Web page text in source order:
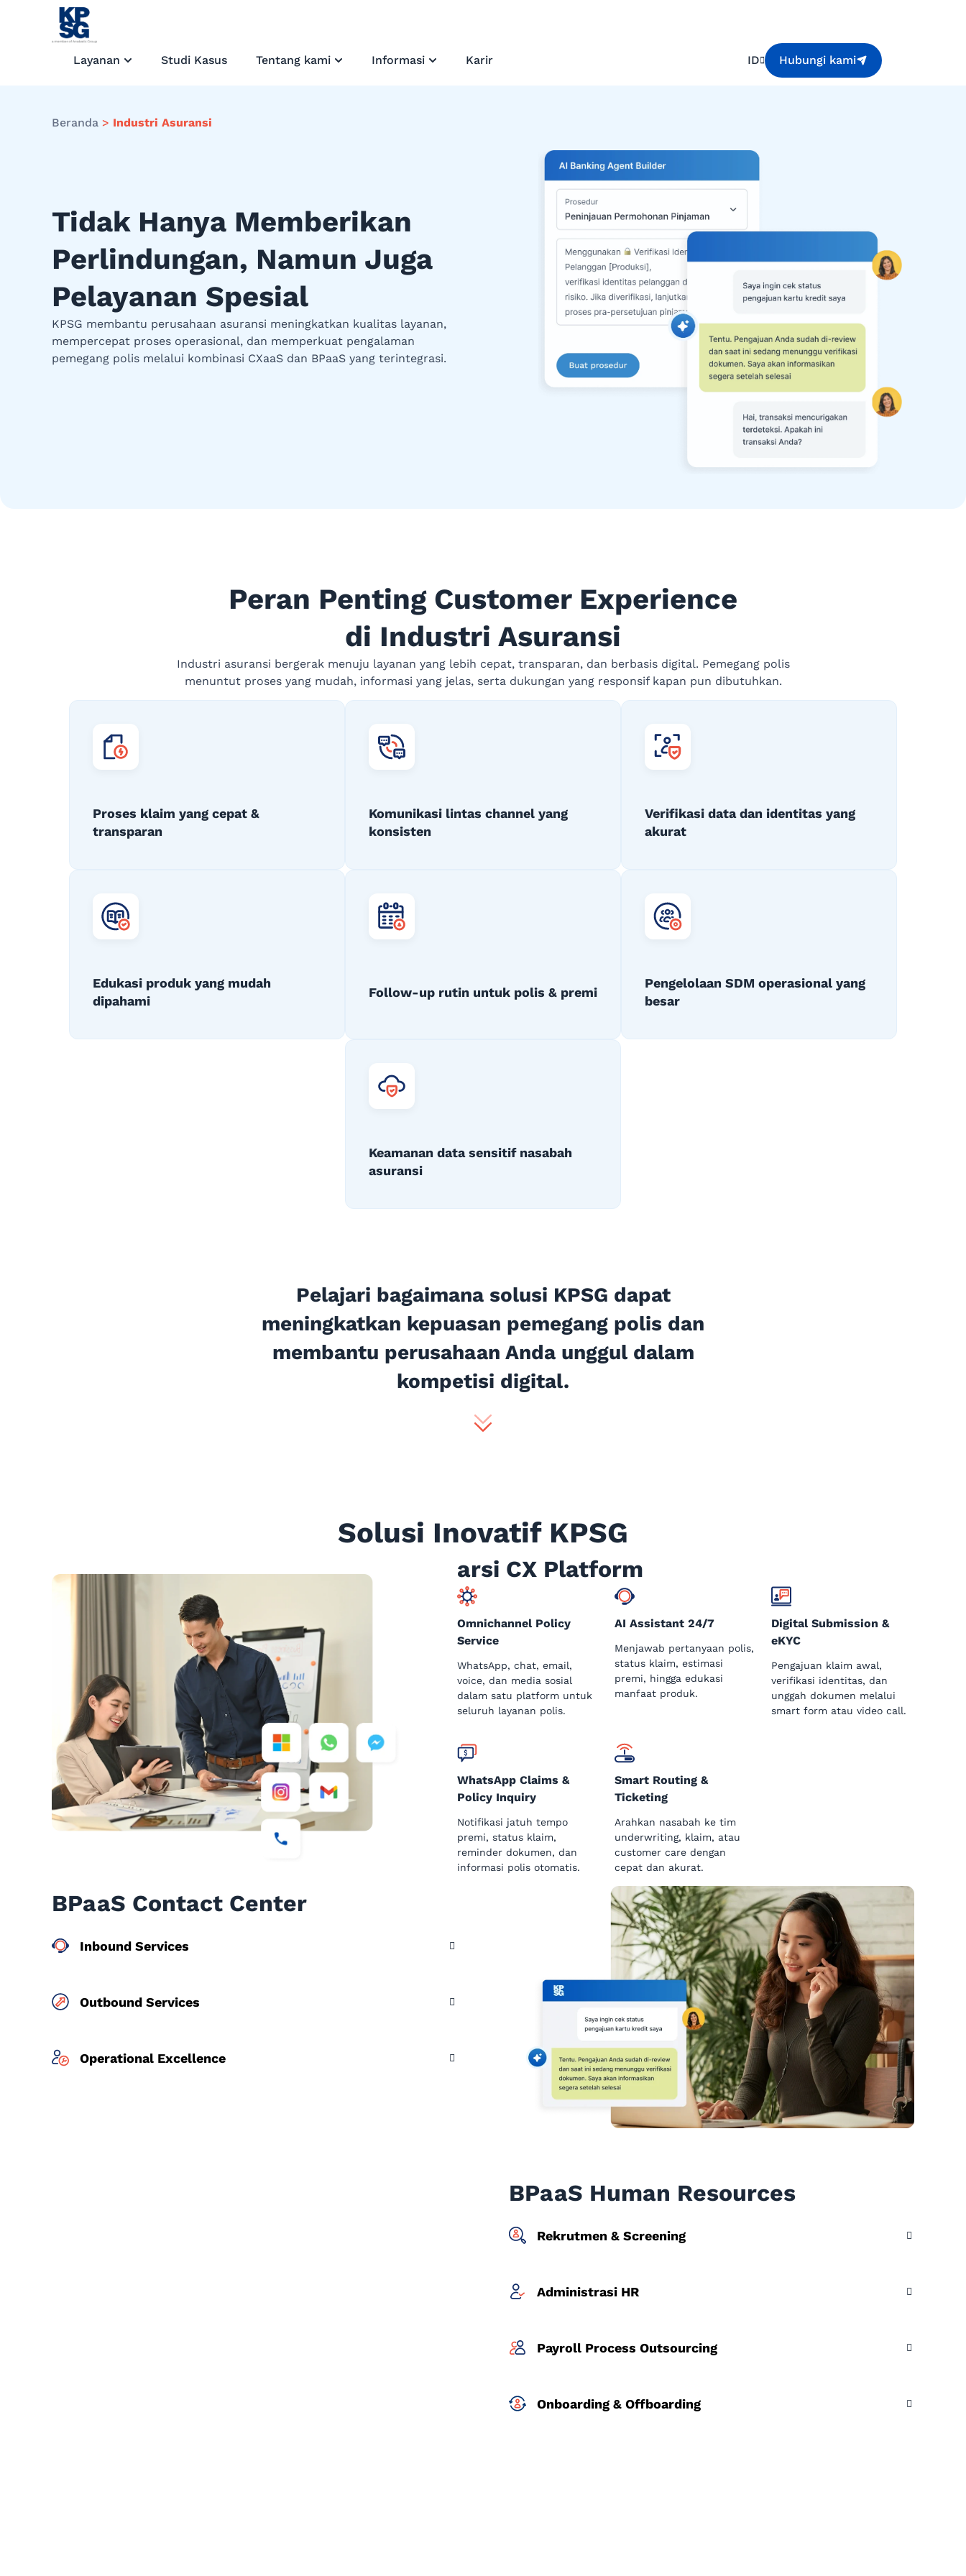
Layanan Studi Kasus Tentang kami Informasi Karir ID Hubungi kami
Beranda > Industri Asuransi
Tidak Hanya Memberikan
Perlindungan, Namun Juga
Pelayanan Spesial
KPSG membantu perusahaan asuransi meningkatkan kualitas layanan,
mempercepat proses operasional, dan memperkuat pengalaman
pemegang polis melalui kombinasi CXaaS dan BPaaS yang terintegrasi.
Peran Penting Customer Experience
di Industri Asuransi
Industri asuransi bergerak menuju layanan yang lebih cepat, transparan, dan berbasis digital. Pemegang polis
menuntut proses yang mudah, informasi yang jelas, serta dukungan yang responsif kapan pun dibutuhkan.
Proses klaim yang cepat &
transparan
Komunikasi lintas channel yang
konsisten
Verifikasi data dan identitas yang
akurat
Edukasi produk yang mudah
dipahami
Follow-up rutin untuk polis & premi
Pengelolaan SDM operasional yang
besar
Keamanan data sensitif nasabah
asuransi
Pelajari bagaimana solusi KPSG dapat
meningkatkan kepuasan pemegang polis dan
membantu perusahaan Anda unggul dalam
kompetisi digital.
Solusi Inovatif KPSG
arsi CX Platform
Omnichannel Policy
Service
WhatsApp, chat, email,
voice, dan media sosial
dalam satu platform untuk
seluruh layanan polis.
AI Assistant 24/7
Menjawab pertanyaan polis,
status klaim, estimasi
premi, hingga edukasi
manfaat produk.
Digital Submission &
eKYC
Pengajuan klaim awal,
verifikasi identitas, dan
unggah dokumen melalui
smart form atau video call.
WhatsApp Claims &
Policy Inquiry
Notifikasi jatuh tempo
premi, status klaim,
reminder dokumen, dan
informasi polis otomatis.
Smart Routing &
Ticketing
Arahkan nasabah ke tim
underwriting, klaim, atau
customer care dengan
cepat dan akurat.
BPaaS Contact Center
Inbound Services
Outbound Services
Operational Excellence
BPaaS Human Resources
Rekrutmen & Screening
Administrasi HR
Payroll Process Outsourcing
Onboarding & Offboarding